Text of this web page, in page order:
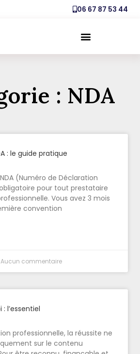
06 67 87 53 44
: NDA
: le guide pratique
(Numéro de Déclaration
pour tout prestataire
Vous avez 3 mois
convention
Aucun commentaire
l’essentiel
professionnelle, la réussite ne
sur le contenu